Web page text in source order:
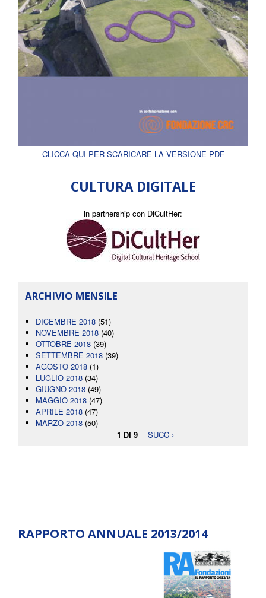
CLICCA QUI PER SCARICARE LA VERSIONE PDF
CULTURA DIGITALE
in partnership con DiCultHer:
ARCHIVIO MENSILE
DICEMBRE 2018 (51)
NOVEMBRE 2018 (40)
OTTOBRE 2018 (39)
SETTEMBRE 2018 (39)
AGOSTO 2018 (1)
LUGLIO 2018 (34)
GIUGNO 2018 (49)
MAGGIO 2018 (47)
APRILE 2018 (47)
MARZO 2018 (50)
1 DI 9
SUCC ›
RAPPORTO ANNUALE 2013/2014